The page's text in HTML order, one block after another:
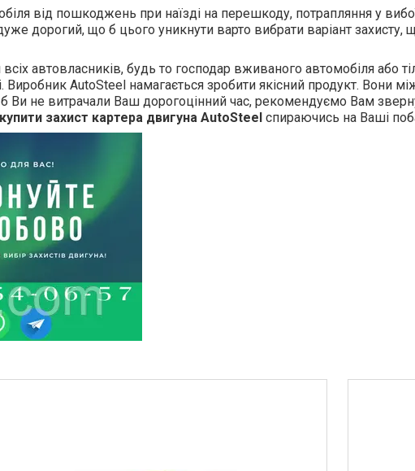
від пошкоджень при наїзді на перешкоду, потрапляння у
дорогий, що б цього уникнути варто вибрати варіант захисту,
автовласників, будь то господар вживаного автомобіля або
Виробник AutoSteel намагається зробити якісний продукт. Вони
б Ви не витрачали Ваш дорогоцінний час, рекомендуємо Вам
купити захист картера двигуна AutoSteel спираючись на Ваші